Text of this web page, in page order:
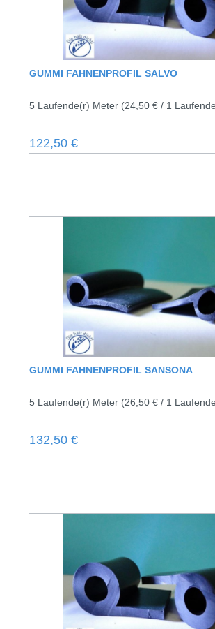
GUMMI FAHNENPROFIL SALVO
5 Laufende(r) Meter (24,50 € / 1
Regulärer Preis:
122,50 €
GUMMI FAHNENPROFIL SANSONA
5 Laufende(r) Meter (26,50 € / 1
Regulärer Preis:
132,50 €